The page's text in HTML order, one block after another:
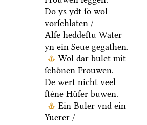
Do ys ydt ſo wol
vorſchlaten /
Alſe heddeſtu Water
yn ein Seue gegathen.
Wol dar bulet mit
ſchoͤnen Frouwen.
De wert nicht veel
ſteͤne Huͤſer buwen.
Ein Buler vnd ein
Yuerer /